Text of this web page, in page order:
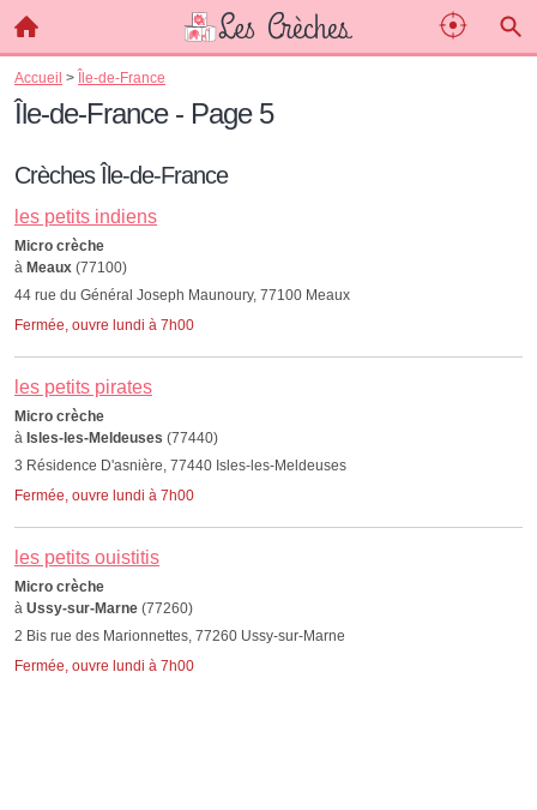
Accueil > Île-de-France
Île-de-France - Page 5
Crèches Île-de-France
les petits indiens
Micro crèche
à Meaux (77100)
44 rue du Général Joseph Maunoury, 77100 Meaux
Fermée, ouvre lundi à 7h00
les petits pirates
Micro crèche
à Isles-les-Meldeuses (77440)
3 Résidence D'asnière, 77440 Isles-les-Meldeuses
Fermée, ouvre lundi à 7h00
les petits ouistitis
Micro crèche
à Ussy-sur-Marne (77260)
2 Bis rue des Marionnettes, 77260 Ussy-sur-Marne
Fermée, ouvre lundi à 7h00